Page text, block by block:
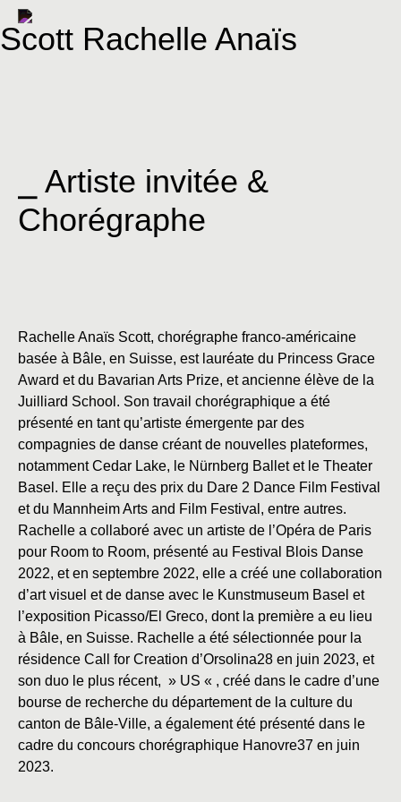
Scott Rachelle Anaïs
⎯ Artiste invitée &
Chorégraphe
Rachelle Anaïs Scott, chorégraphe franco-américaine
basée à Bâle, en Suisse, est lauréate du Princess Grace
Award et du Bavarian Arts Prize, et ancienne élève de la
Juilliard School. Son travail chorégraphique a été
présenté en tant qu’artiste émergente par des
compagnies de danse créant de nouvelles plateformes,
notamment Cedar Lake, le Nürnberg Ballet et le Theater
Basel. Elle a reçu des prix du Dare 2 Dance Film Festival
et du Mannheim Arts and Film Festival, entre autres.
Rachelle a collaboré avec un artiste de l’Opéra de Paris
pour Room to Room, présenté au Festival Blois Danse
2022, et en septembre 2022, elle a créé une collaboration
d’art visuel et de danse avec le Kunstmuseum Basel et
l’exposition Picasso/El Greco, dont la première a eu lieu
à Bâle, en Suisse. Rachelle a été sélectionnée pour la
résidence Call for Creation d’Orsolina28 en juin 2023, et
son duo le plus récent, » US « , créé dans le cadre d’une
bourse de recherche du département de la culture du
canton de Bâle-Ville, a également été présenté dans le
cadre du concours chorégraphique Hanovre37 en juin
2023.